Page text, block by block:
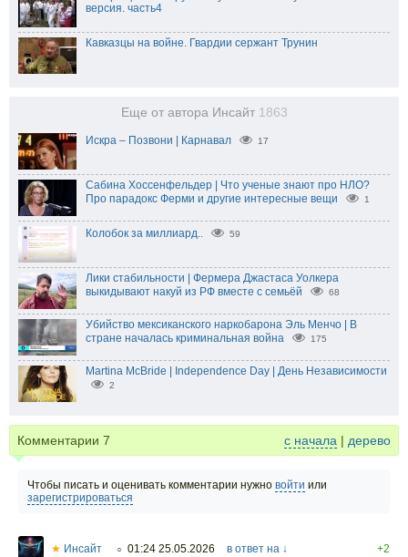
версия. часть4
Кавказцы на войне. Гвардии сержант Трунин
Еще от автора Инсайт 1863
Искра – Позвони | Карнавал 17
Сабина Хоссенфельдер | Что ученые знают про НЛО?
Про парадокс Ферми и другие интересные вещи
1
Колобок за миллиард.. 59
Лики стабильности | Фермера Джастаса Уолкера
выкидывают накуй из РФ вместе с семьёй
68
Убийство мексиканского наркобарона Эль Менчо | В
стране началась криминальная война
175
Martina McBride | Independence Day | День Независимости
2
Комментарии 7 с начала | дерево
Чтобы писать и оценивать комментарии нужно войти или
зарегистрироваться
★ Инсайт ○ 01:24 25.05.2026 в ответ на ↓
+2